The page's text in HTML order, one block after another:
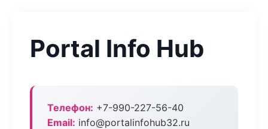
Portal Info Hub
Телефон: +7-990-227-56-40
Email: info@portalinfohub32.ru